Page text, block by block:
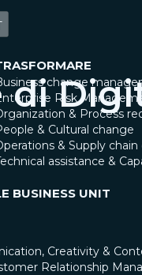
change
Risk
& Process
& Cultural change
& Supply chain
assistance &
BUSINESS UNIT
Creativity &
Relationship